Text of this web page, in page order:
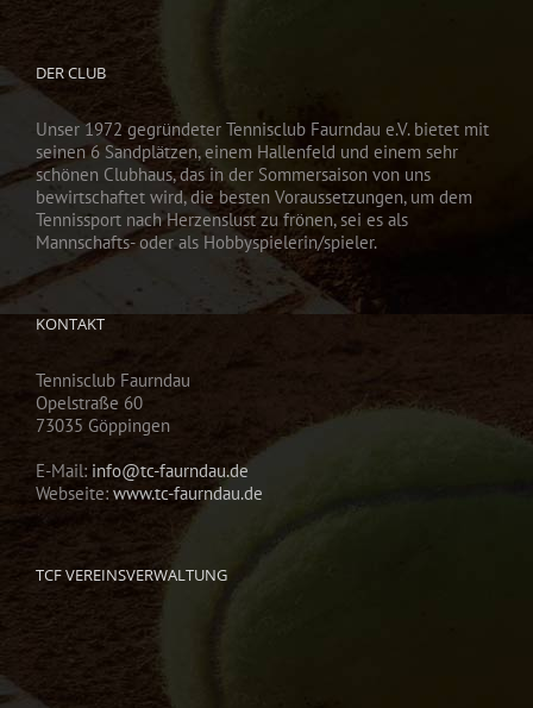
DER CLUB
Unser 1972 gegründeter Tennisclub Faurndau e.V. bietet mit
seinen 6 Sandplätzen, einem Hallenfeld und einem sehr
schönen Clubhaus, das in der Sommersaison von uns
bewirtschaftet wird, die besten Voraussetzungen, um dem
Tennissport nach Herzenslust zu frönen, sei es als
Mannschafts- oder als Hobbyspielerin/spieler.
KONTAKT
Tennisclub Faurndau
Opelstraße 60
73035 Göppingen
E-Mail: info@tc-faurndau.de
Webseite: www.tc-faurndau.de
TCF VEREINSVERWALTUNG